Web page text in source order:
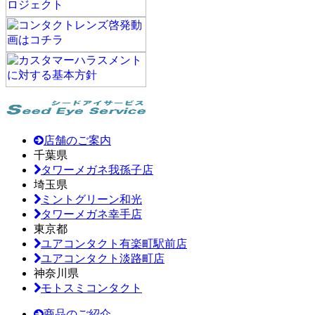
店舗のご案内
千葉県
タワーメガネ我孫子店
埼玉県
ミントグリーン和光
タワーメガネ幸手店
東京都
ユアコンタクト有楽町駅前店
ユアコンタクト淡路町店
神奈川県
モトスミコンタクト